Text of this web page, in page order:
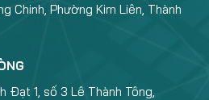
Chinh, Phường Kim Liên, Thành
Đạt 1, số 3 Lê Thành Tông,